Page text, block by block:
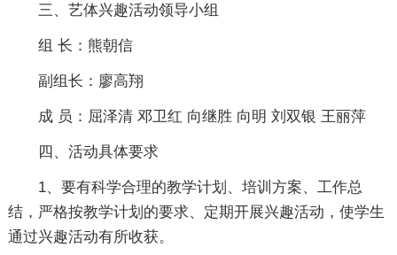
三、艺体兴趣活动领导小组
组 长：熊朝信
副组长：廖高翔
成 员：屈泽清 邓卫红 向继胜 向明 刘双银 王丽萍
四、活动具体要求
1、要有科学合理的教学计划、培训方案、工作总
结，严格按教学计划的要求、定期开展兴趣活动，使学生
通过兴趣活动有所收获。